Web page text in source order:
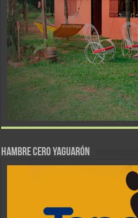
Hambre Cero Yaguarón